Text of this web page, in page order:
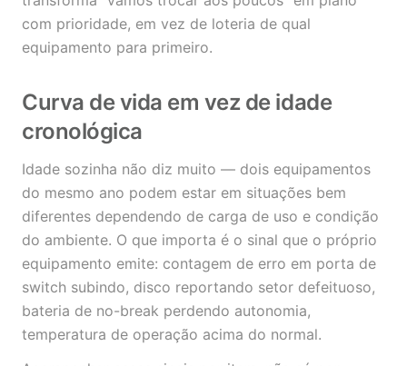
com prioridade, em vez de loteria de qual
equipamento para primeiro.
Curva de vida em vez de idade
cronológica
Idade sozinha não diz muito — dois equipamentos
do mesmo ano podem estar em situações bem
diferentes dependendo de carga de uso e condição
do ambiente. O que importa é o sinal que o próprio
equipamento emite: contagem de erro em porta de
switch subindo, disco reportando setor defeituoso,
bateria de no-break perdendo autonomia,
temperatura de operação acima do normal.